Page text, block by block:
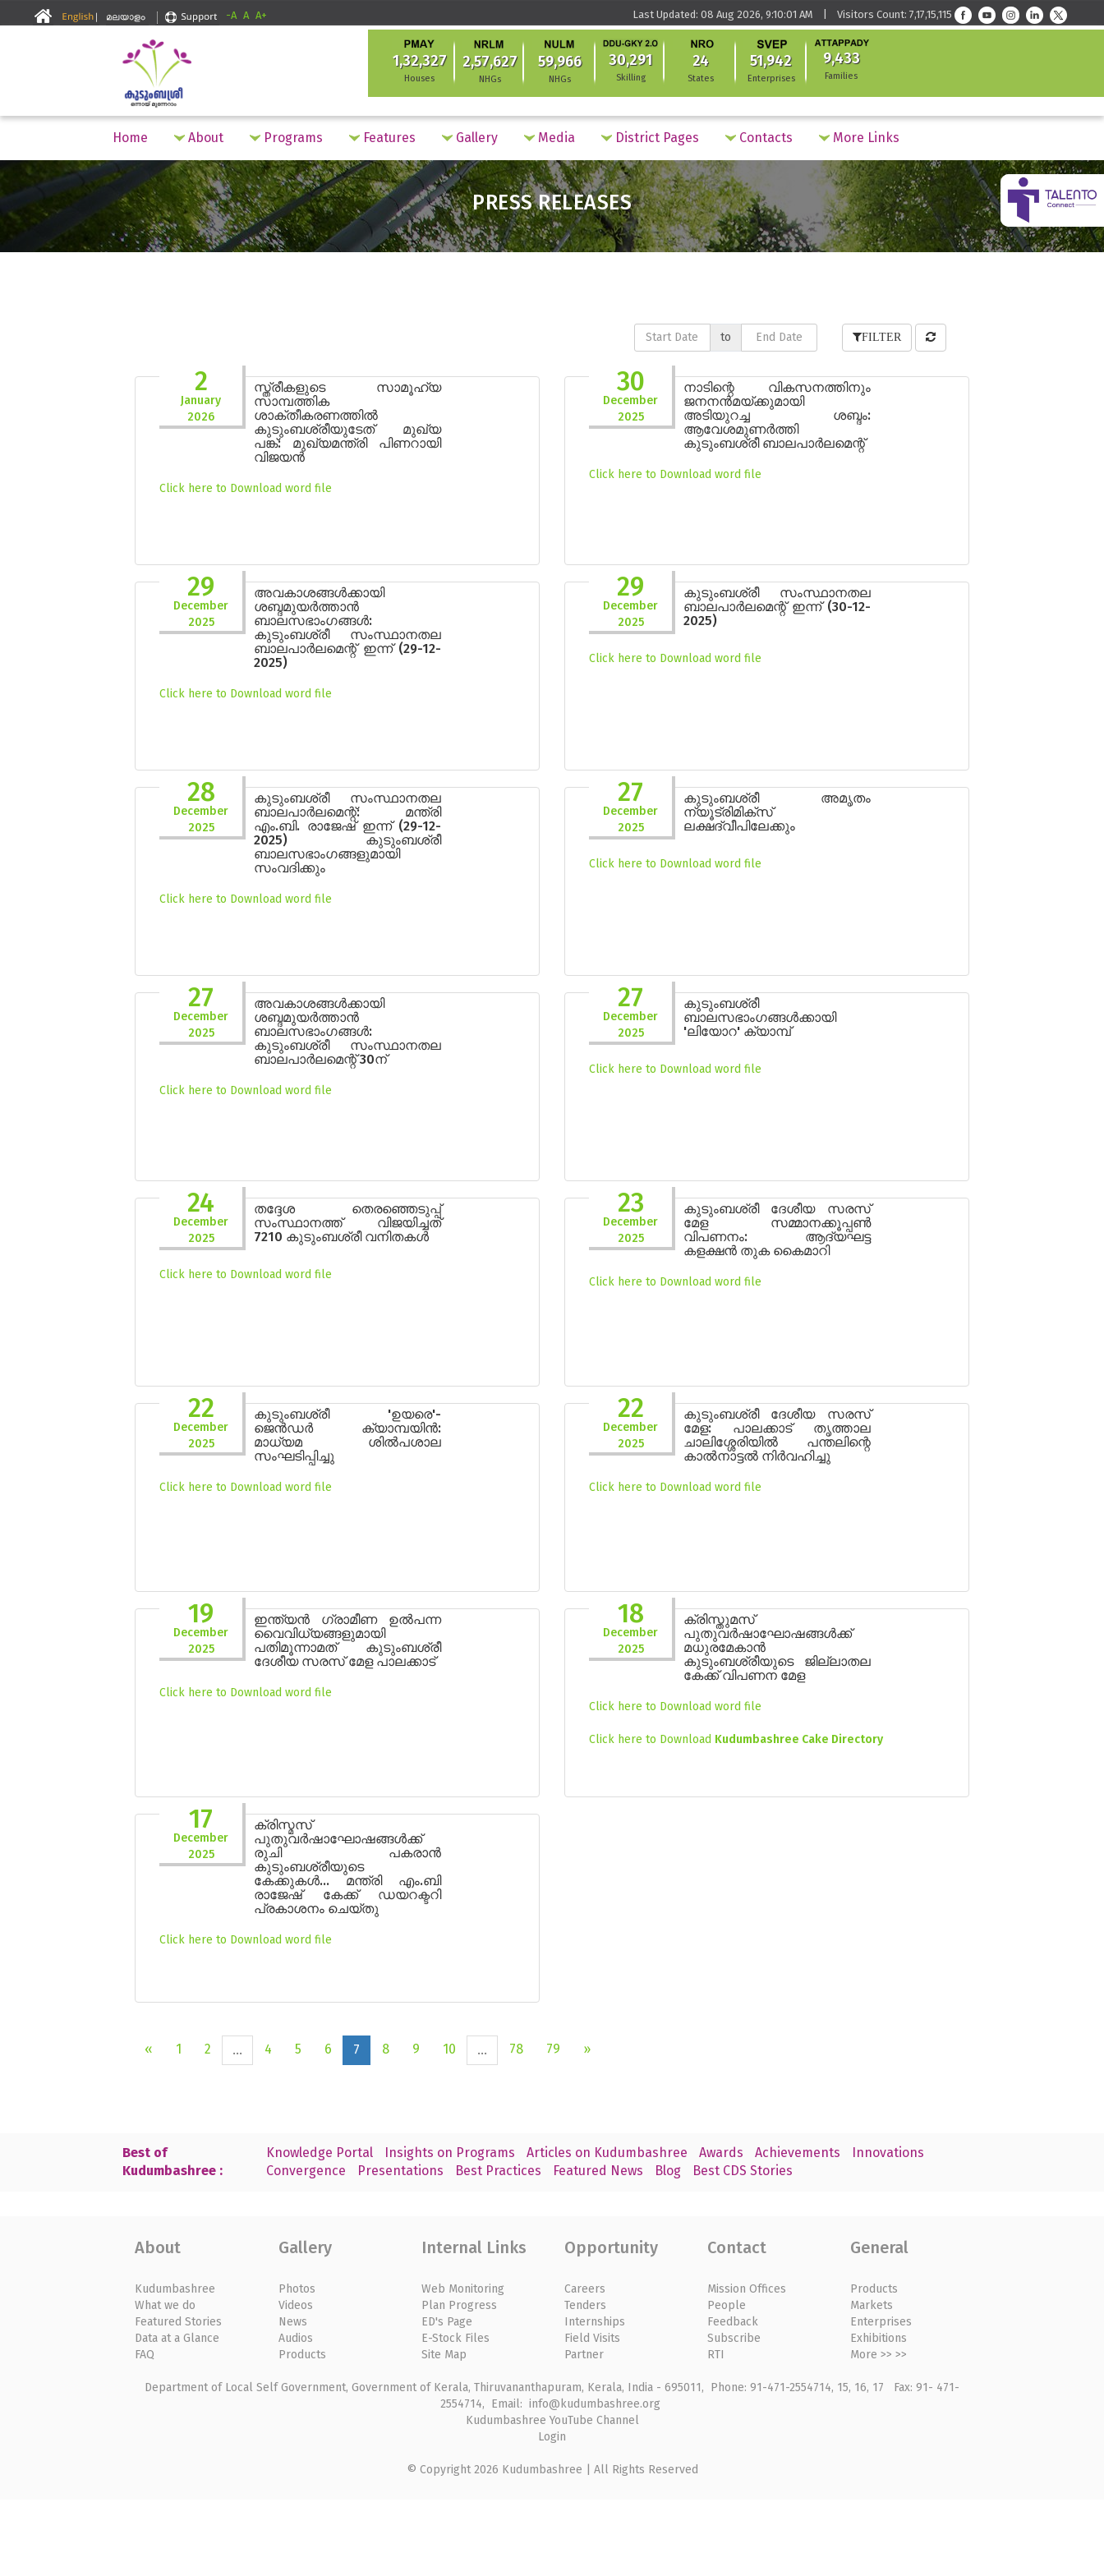
-A A A+ Last Updated: 08 Aug 2026, 9:10:01 AM | Visitors Count: 7,17,15,115
1,32,327
Houses
2,57,627
NHGs
59,966
NHGs
30,291
Skilling
24
States
51,942
Enterprises
9,433
Families
Home About Programs Features Gallery Media District Pages Contacts More Links
PRESS RELEASES
FILTER
to
2
January
2026
സ്ത്രീകളുടെ സാമൂഹ്യ
സാമ്പത്തിക
ശാക്തീകരണത്തിൽ
കുടുംബശ്രീയുടേത് മുഖ്യ
പങ്ക്: മുഖ്യമന്ത്രി പിണറായി
വിജയൻ
Click here to Download word file
30
December
2025
നാടിന്റെ വികസനത്തിനും
ജനനൻമയ്ക്കുമായി
അടിയുറച്ച ശബ്ദം:
ആവേശമുണർത്തി
കുടുംബശ്രീ ബാലപാർലമെന്റ്
Click here to Download word file
29
December
2025
അവകാശങ്ങൾക്കായി
ശബ്ദമുയർത്താൻ
ബാലസഭാംഗങ്ങൾ:
കുടുംബശ്രീ സംസ്ഥാനതല
ബാലപാർലമെന്റ് ഇന്ന് (29-12-
2025)
Click here to Download word file
29
December
2025
കുടുംബശ്രീ സംസ്ഥാനതല
ബാലപാർലമെന്റ് ഇന്ന് (30-12-
2025)
Click here to Download word file
28
December
2025
കുടുംബശ്രീ സംസ്ഥാനതല
ബാലപാർലമെന്റ്: മന്ത്രി
എം.ബി. രാജേഷ് ഇന്ന് (29-12-
2025) കുടുംബശ്രീ
ബാലസഭാംഗങ്ങളുമായി
സംവദിക്കും
Click here to Download word file
27
December
2025
കുടുംബശ്രീ അമൃതം
ന്യൂട്രിമിക്സ്
ലക്ഷദ്വീപിലേക്കും
Click here to Download word file
27
December
2025
അവകാശങ്ങൾക്കായി
ശബ്ദമുയർത്താൻ
ബാലസഭാംഗങ്ങൾ:
കുടുംബശ്രീ സംസ്ഥാനതല
ബാലപാർലമെന്റ് 30ന്
Click here to Download word file
27
December
2025
കുടുംബശ്രീ
ബാലസഭാംഗങ്ങൾക്കായി
'ലിയോറ' ക്യാമ്പ്
Click here to Download word file
24
December
2025
തദ്ദേശ തെരഞ്ഞെടുപ്പ്
സംസ്ഥാനത്ത് വിജയിച്ചത്
7210 കുടുംബശ്രീ വനിതകൾ
Click here to Download word file
23
December
2025
കുടുംബശ്രീ ദേശീയ സരസ്
മേള സമ്മാനക്കൂപ്പൺ
വിപണനം: ആദ്യഘട്ട
കളക്ഷൻ തുക കൈമാറി
Click here to Download word file
22
December
2025
കുടുംബശ്രീ 'ഉയരെ'-
ജെൻഡർ ക്യാമ്പയിൻ:
മാധ്യമ ശിൽപശാല
സംഘടിപ്പിച്ചു
Click here to Download word file
22
December
2025
കുടുംബശ്രീ ദേശീയ സരസ്
മേള: പാലക്കാട് തൃത്താല
ചാലിശ്ശേരിയിൽ പന്തലിന്റെ
കാൽനാട്ടൽ നിർവഹിച്ചു
Click here to Download word file
19
December
2025
ഇന്ത്യൻ ഗ്രാമീണ ഉൽപന്ന
വൈവിധ്യങ്ങളുമായി
പതിമൂന്നാമത് കുടുംബശ്രീ
ദേശീയ സരസ് മേള പാലക്കാട്
Click here to Download word file
18
December
2025
ക്രിസ്തുമസ്
പുതുവർഷാഘോഷങ്ങൾക്ക്
മധുരമേകാൻ
കുടുംബശ്രീയുടെ ജില്ലാതല
കേക്ക് വിപണന മേള
Click here to Download word file
Click here to Download Kudumbashree Cake Directory
17
December
2025
ക്രിസ്മസ്
പുതുവർഷാഘോഷങ്ങൾക്ക്
രുചി പകരാൻ
കുടുംബശ്രീയുടെ
കേക്കുകൾ... മന്ത്രി എം.ബി
രാജേഷ് കേക്ക് ഡയറക്ടറി
പ്രകാശനം ചെയ്തു
Click here to Download word file
« 1 2 ... 4 5 6 7 8 9 10 ... 78 79 »
Best of
Kudumbashree :
Knowledge Portal Insights on Programs Articles on Kudumbashree Awards Achievements
Innovations
Convergence
Presentations Best Practices Featured News Blog Best CDS Stories
About
Kudumbashree
What we do
Featured Stories
Data at a Glance
FAQ
Gallery
Photos
Videos
News
Audios
Products
Internal Links
Web Monitoring
Plan Progress
ED's Page
E-Stock Files
Site Map
Opportunity
Careers
Tenders
Internships
Field Visits
Partner
Contact
Mission Offices
People
Feedback
Subscribe
RTI
General
Products
Markets
Enterprises
Exhibitions
More >> >>
Department of Local Self Government, Government of Kerala, Thiruvananthapuram, Kerala, India - 695011, Phone: 91-471-2554714, 15, 16, 17 Fax: 91- 471-
2554714, Email: info@kudumbashree.org
Kudumbashree YouTube Channel
Login
© Copyright 2026 Kudumbashree | All Rights Reserved